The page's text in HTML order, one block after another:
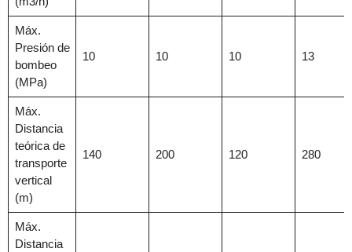
Máx.
Presión de
bombeo
(MPa)
10 10 10 13
Máx.
Distancia
teórica de
transporte
vertical
(m)
140 200 120 280
Máx.
Distancia